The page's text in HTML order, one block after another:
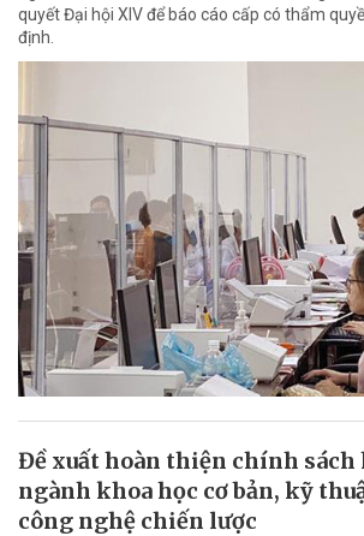
quyết Đại hội XIV để báo cáo cấp có thẩm
định.
Đề xuất hoàn thiện chính sách
ngành khoa học cơ bản, kỹ
công nghệ chiến lược